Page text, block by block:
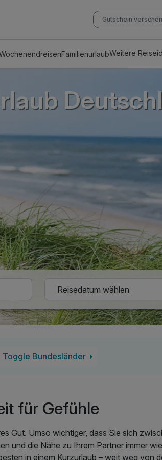
Gutschein
FamilienurlaubWeitere
Toggle Bundesländer
für Gefühle
Gut. Umso wichtiger, dass Sie sich
und die Nähe zu Ihrem Partner immer
in einem Kurzurlaub – weit weg von